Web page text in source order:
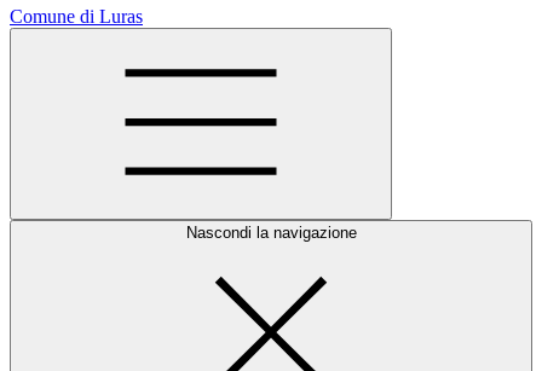
Comune di Luras
Nascondi la navigazione